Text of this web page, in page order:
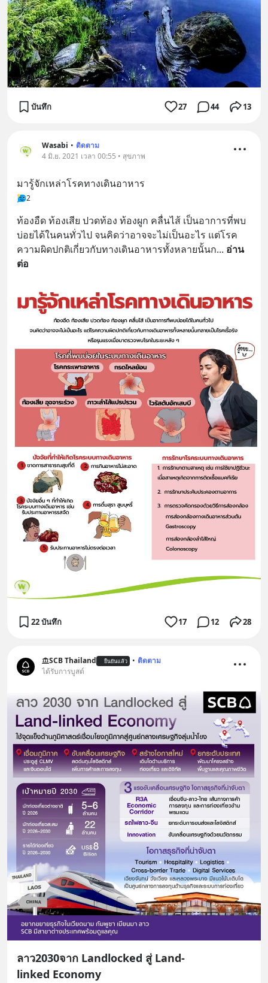
บันทึก 27 44 13
Wasabi • ติดตาม
4 มิ.ย. 2021 เวลา 00:55 • สุขภาพ
มารู้จักเหล่าโรคทางเดินอาหาร
2
ท้องอืด ท้องเสีย ปวดท้อง ท้องผูก คลื่นไส้ เป็นอาการที่พบ
บ่อยได้ในคนทั่วไป จนคิดว่าอาจจะไม่เป็นอะไร แต่โรค
ความผิดปกติเกี่ยวกับทางเดินอาหารทั้งหลายนั้นก... อ่าน
ต่อ
22 บันทึก 17 12 28
SCB Thailand ยืนยันแล้ว • ติดตาม
ได้รับการบูสต์
ลาว2030จาก Landlocked สู่ Land-
linked Economy